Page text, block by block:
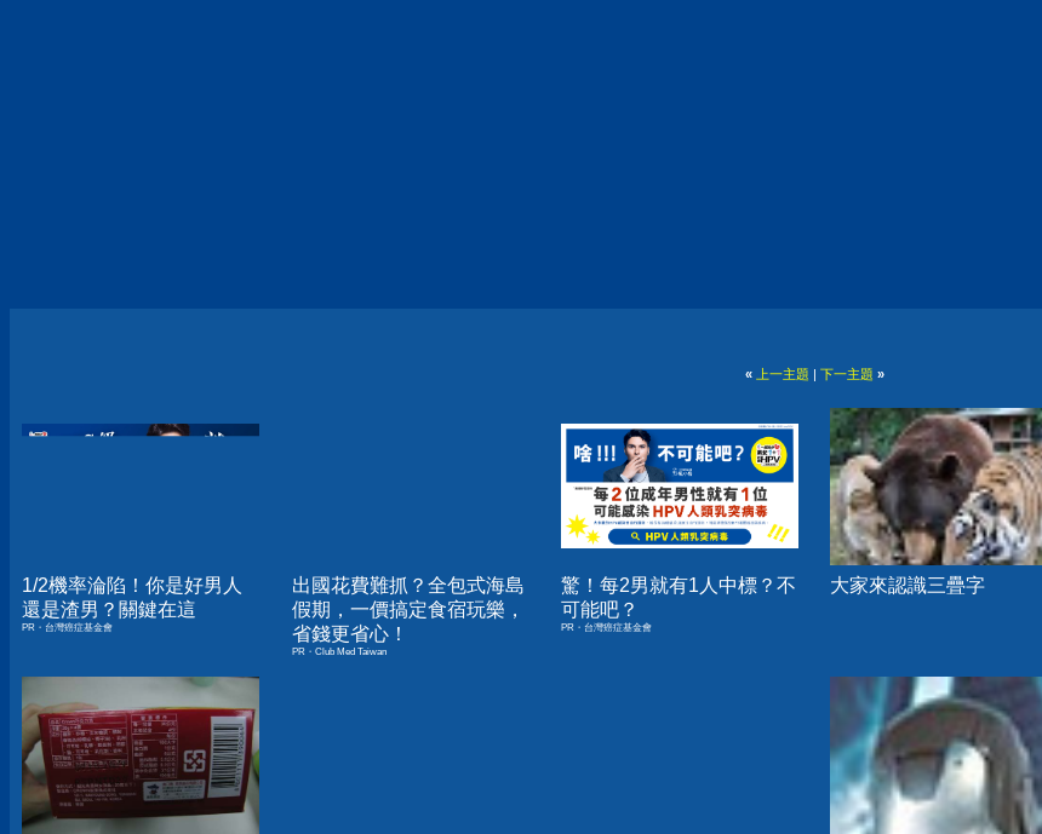
« 上一主題 | 下一主題 »
1/2機率淪陷！你是好男人
還是渣男？關鍵在這
PR・台灣癌症基金會
出國花費難抓？全包式海島
假期，一價搞定食宿玩樂，
省錢更省心！
PR・Club Med Taiwan
驚！每2男就有1人中標？不
可能吧？
PR・台灣癌症基金會
大家來認識三疊字